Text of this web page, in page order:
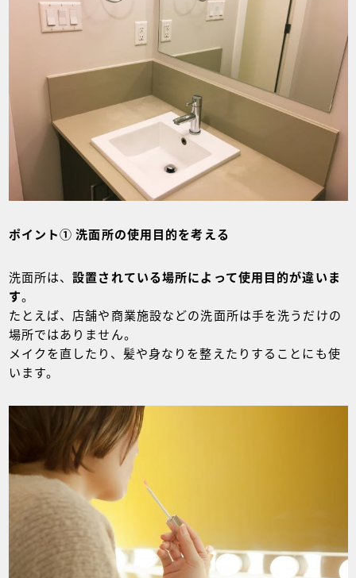
ポイント① 洗面所の使用目的を考える
洗面所は、設置されている場所によって使用目的が違いま
す。
たとえば、店舗や商業施設などの洗面所は手を洗うだけの
場所ではありません。
メイクを直したり、髪や身なりを整えたりすることにも使
います。